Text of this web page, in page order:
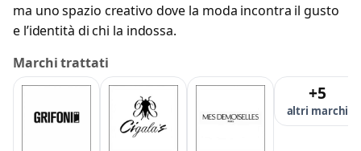
ma uno spazio creativo dove la moda incontra il gusto
e l’identità di chi la indossa.
Marchi trattati
+5
altri marchi